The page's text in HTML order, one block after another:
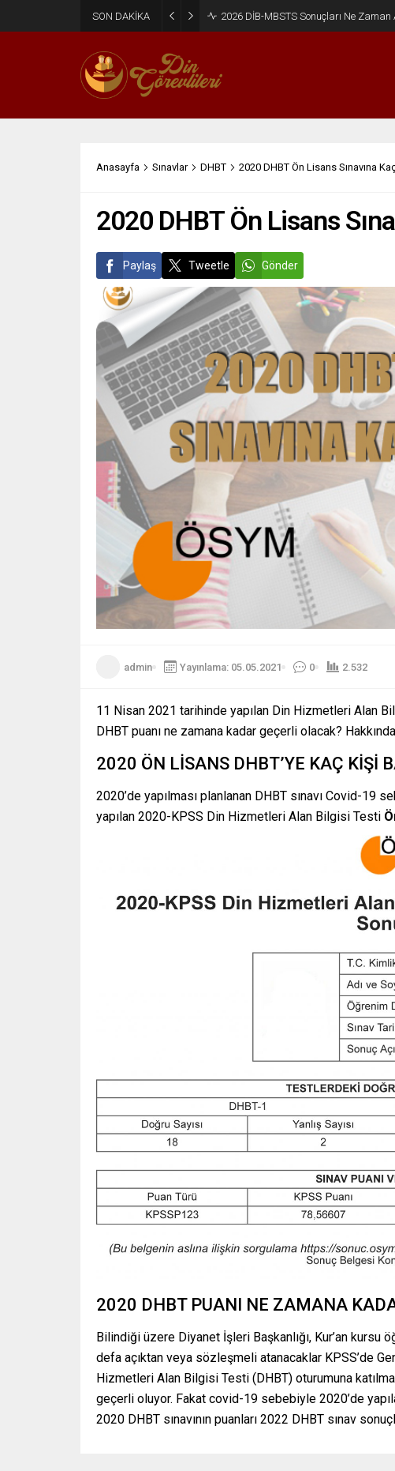
SON DAKİKA 2026 DİB-MBSTS Ne Zaman?
Anasayfa Sınavlar DHBT 2020 DHBT Ön Lisans Sınavına
2020 DHBT Ön Lisans
Paylaş Tweetle Gönder
admin Yayınlama: 05.05.2021 0 2.532
11 Nisan 2021 tarihinde yapılan Din Hizmetleri Alan
DHBT puanı ne zamana kadar geçerli olacak?
2020 ÖN LİSANS DHBT’YE KAÇ KİŞİ
2020’de yapılması planlanan DHBT sınavı Covid-
yapılan 2020-KPSS Din Hizmetleri Alan Bilgisi Testi
2020 DHBT PUANI NE ZAMANA
Bilindiği üzere Diyanet İşleri Başkanlığı, Kur’an
defa açıktan veya sözleşmeli atanacaklar KPSS’de
Hizmetleri Alan Bilgisi Testi (DHBT) oturumuna
geçerli oluyor. Fakat covid-19 sebebiyle 2020’de
2020 DHBT sınavının puanları 2022 DHBT sınav